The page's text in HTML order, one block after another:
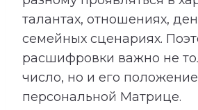
талантах, отношениях,
семейных сценариях.
расшифровки важно не
число, но и его
персональной Матрице.